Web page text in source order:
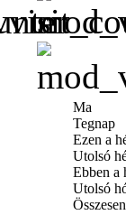
Ma
Tegnap
Ezen a
Utolsó
Ebben a
Utolsó
Összesen